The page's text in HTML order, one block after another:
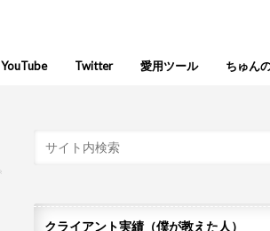
YouTube Twitter 愛用ツール ちゅん
クライアント実績（僕が教えた人）